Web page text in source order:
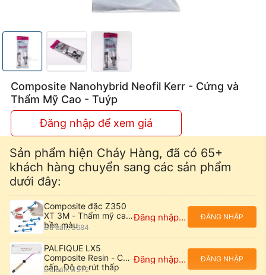
Composite Nanohybrid Neofil Kerr - Cứng và
Thẩm Mỹ Cao - Tuýp
Đăng nhập để xem giá
Sản phẩm hiện Cháy Hàng, đã có 65+
khách hàng chuyển sang các sản phẩm
dưới đây:
Composite đặc Z350
XT 3M - Thẩm mỹ cao,
bền màu
Đã bán: 3684
Đăng nhập để xem giá ĐĂNG NHẬP
PALFIQUE LX5
Composite Resin - Cao
cấp, Độ co rút thấp
Đã bán: 4372
Đăng nhập để xem giá ĐĂNG NHẬP